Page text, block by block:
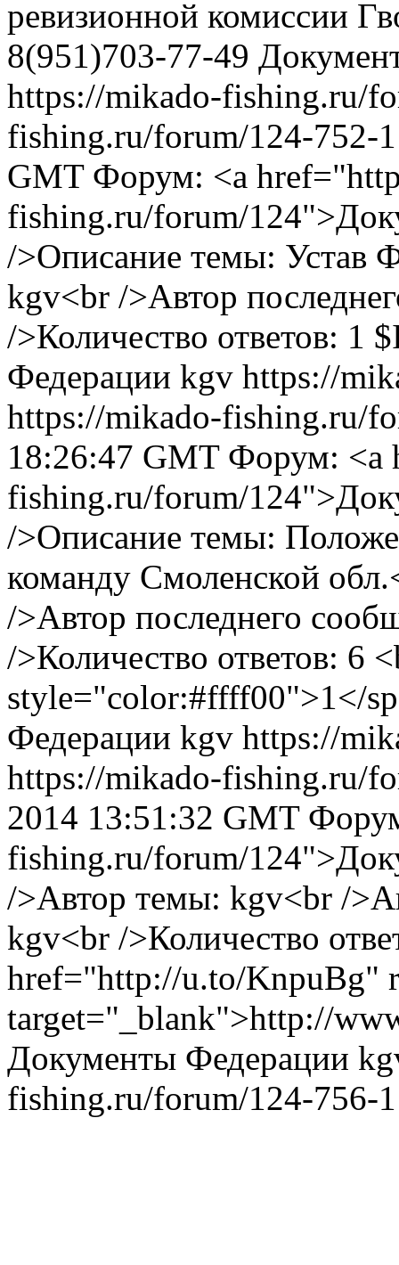
ревизионной комиссии
8(951)703-77-49
https://mikado-fishing.ru/
fishing.ru/forum/124-752-
GMT Форум: <a
fishing.ru/forum/
/>Описание темы: Устав
kgv<br />Автор
/>Количество ответов: 1
Федерации kgv https://
https://mikado-fishing.ru/
18:26:47 GMT Форум: <a
fishing.ru/forum/
/>Описание темы:
команду Смоленской
/>Автор последнего
/>Количество ответов: 6
style="color:#ffff00">1</
Федерации kgv https://
https://mikado-fishing.ru/
2014 13:51:32 GMT
fishing.ru/forum/
/>Автор темы: kgv<br /
kgv<br />Количество
href="http://u.to/KnpuBg"
target="_blank">http://
Документы Федерации
fishing.ru/forum/124-756-1